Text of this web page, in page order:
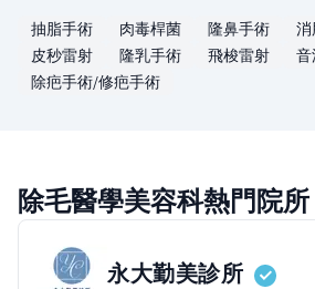
抽脂手術 肉毒桿菌 隆鼻手術
皮秒雷射
隆乳手術 飛梭雷射 音
除疤手術/修疤手術
除毛醫學美容科熱門院所
永大勤美診所